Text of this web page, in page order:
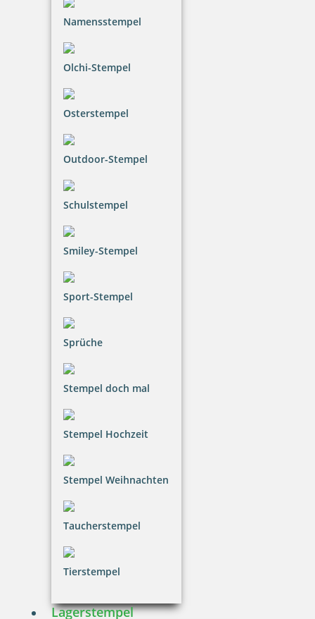
Namensstempel
Olchi-Stempel
Osterstempel
Outdoor-Stempel
Schulstempel
Smiley-Stempel
Sport-Stempel
Sprüche
Stempel doch mal
Stempel Hochzeit
Stempel Weihnachten
Taucherstempel
Tierstempel
Lagerstempel